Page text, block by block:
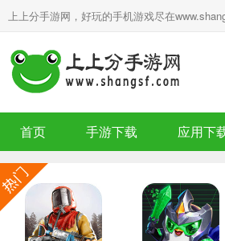
上上分手游网，好玩的手机游戏尽在
首页 手游下载 应用下